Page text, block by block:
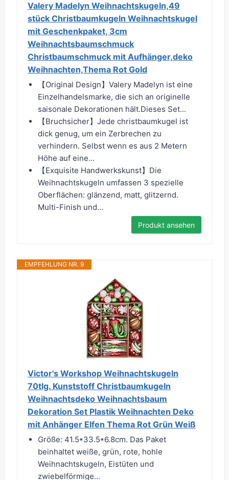
Valery Madelyn Weihnachtskugeln,49
stück Christbaumkugeln Weihnachtskugel
mit Geschenkpaket, 3cm
Weihnachtsbaumschmuck
Christbaumschmuck mit Aufhänger,deko
Weihnachten,Thema Rot Gold
【Original Design】Valery Madelyn ist eine
Einzelhandelsmarke, die sich an originelle
saisonale Dekorationen hält.Dieses Set...
【Bruchsicher】Jede christbaumkugel ist
dick genug, um ein Zerbrechen zu
verhindern. Selbst wenn es aus 2 Metern
Höhe auf eine...
【Exquisite Handwerkskunst】Die
Weihnachtskugeln umfassen 3 spezielle
Oberflächen: glänzend, matt, glitzernd.
Multi-Finish und...
Produkt ansehen
EMPFEHLUNG NR. 9
Victor's Workshop Weihnachtskugeln
70tlg. Kunststoff Christbaumkugeln
Weihnachtsdeko Weihnachtsbaum
Dekoration Set Plastik Weihnachten Deko
mit Anhänger Elfen Thema Rot Grün Weiß
Größe: 41.5*33.5*6.8cm. Das Paket
beinhaltet weiße, grün, rote, hohle
Weihnachtskugeln, Eistüten und
zwiebelförmige...